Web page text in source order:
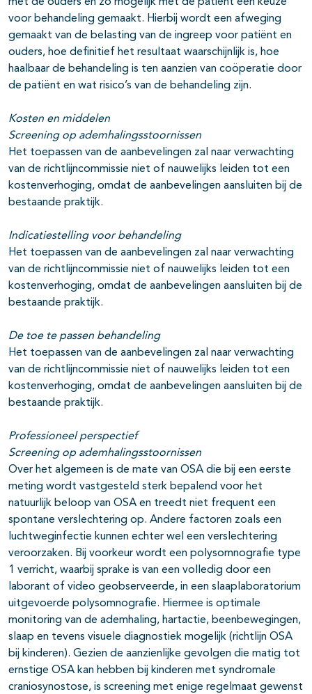
voor behandeling gemaakt. Hierbij wordt een afweging
gemaakt van de belasting van de ingreep voor patiënt en
ouders, hoe definitief het resultaat waarschijnlijk is, hoe
haalbaar de behandeling is ten aanzien van coöperatie door
de patiënt en wat risico’s van de behandeling zijn.
Kosten en middelen
Screening op ademhalingsstoornissen
Het toepassen van de aanbevelingen zal naar verwachting
van de richtlijncommissie niet of nauwelijks leiden tot een
kostenverhoging, omdat de aanbevelingen aansluiten bij de
bestaande praktijk.
Indicatiestelling voor behandeling
Het toepassen van de aanbevelingen zal naar verwachting
van de richtlijncommissie niet of nauwelijks leiden tot een
kostenverhoging, omdat de aanbevelingen aansluiten bij de
bestaande praktijk.
De toe te passen behandeling
Het toepassen van de aanbevelingen zal naar verwachting
van de richtlijncommissie niet of nauwelijks leiden tot een
kostenverhoging, omdat de aanbevelingen aansluiten bij de
bestaande praktijk.
Professioneel perspectief
Screening op ademhalingsstoornissen
Over het algemeen is de mate van OSA die bij een eerste
meting wordt vastgesteld sterk bepalend voor het
natuurlijk beloop van OSA en treedt niet frequent een
spontane verslechtering op. Andere factoren zoals een
luchtweginfectie kunnen echter wel een verslechtering
veroorzaken. Bij voorkeur wordt een polysomnografie type
1 verricht, waarbij sprake is van een volledig door een
laborant of video geobserveerde, in een slaaplaboratorium
uitgevoerde polysomnografie. Hiermee is optimale
monitoring van de ademhaling, hartactie, beenbewegingen,
slaap en tevens visuele diagnostiek mogelijk (richtlijn OSA
bij kinderen). Gezien de aanzienlijke gevolgen die matig tot
ernstige OSA kan hebben bij kinderen met syndromale
craniosynostose, is screening met enige regelmaat gewenst